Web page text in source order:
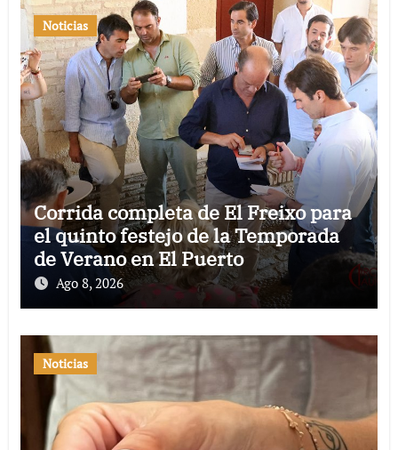
Noticias
Corrida completa de El Freixo para
el quinto festejo de la Temporada
de Verano en El Puerto
Ago 8, 2026
Noticias